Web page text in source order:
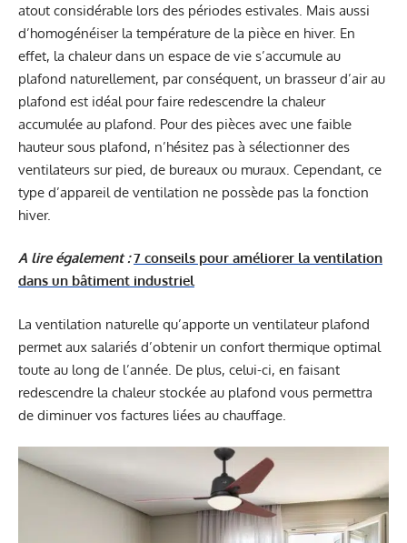
atout considérable lors des périodes estivales. Mais aussi
d’homogénéiser la température de la pièce en hiver. En
effet, la chaleur dans un espace de vie s’accumule au
plafond naturellement, par conséquent, un brasseur d’air au
plafond est idéal pour faire redescendre la chaleur
accumulée au plafond. Pour des pièces avec une faible
hauteur sous plafond, n’hésitez pas à sélectionner des
ventilateurs sur pied, de bureaux ou muraux. Cependant, ce
type d’appareil de ventilation ne possède pas la fonction
hiver.
A lire également : 7 conseils pour améliorer la ventilation
dans un bâtiment industriel
La ventilation naturelle qu’apporte un ventilateur plafond
permet aux salariés d’obtenir un confort thermique optimal
toute au long de l’année. De plus, celui-ci, en faisant
redescendre la chaleur stockée au plafond vous permettra
de diminuer vos factures liées au chauffage.